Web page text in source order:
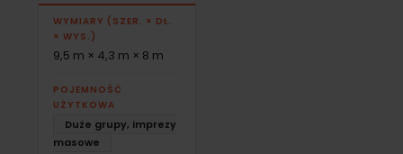
WYMIARY (SZER. × DŁ.
× WYS.)
9,5 m × 4,3 m × 8 m
POJEMNOŚĆ
UŻYTKOWA
Duże grupy, imprezy
masowe